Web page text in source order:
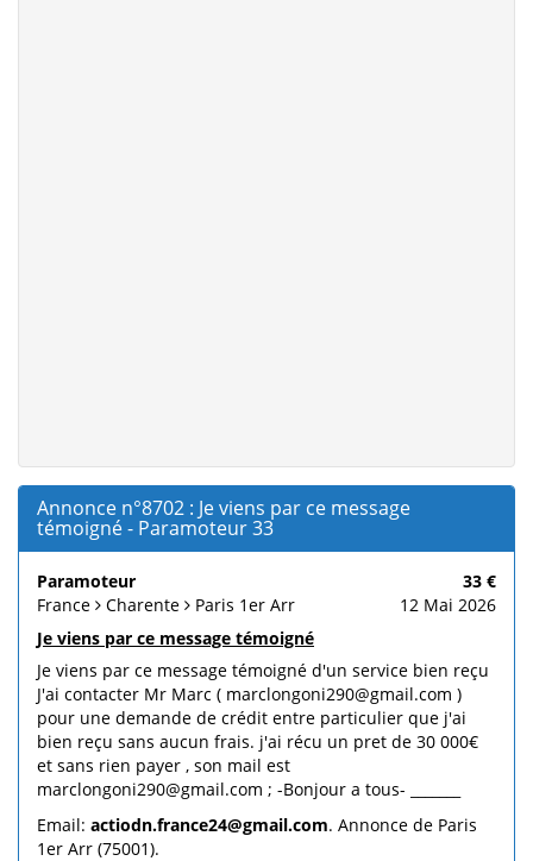
Annonce n°8702 : Je viens par ce message
témoigné - Paramoteur 33
Paramoteur
33 €
France
Charente Paris 1er Arr
12 Mai 2026
Je viens par ce message témoigné
Je viens par ce message témoigné d'un service bien reçu
J'ai contacter Mr Marc ( marclongoni290@gmail.com )
pour une demande de crédit entre particulier que j'ai
bien reçu sans aucun frais. j'ai récu un pret de 30 000€
et sans rien payer , son mail est
marclongoni290@gmail.com ; -Bonjour a tous- _______
Email: actiodn.france24@gmail.com. Annonce de Paris
1er Arr (75001).